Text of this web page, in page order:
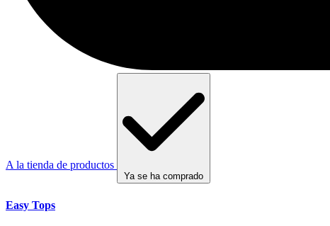
A la tienda de productos
Ya se ha comprado
Easy Tops